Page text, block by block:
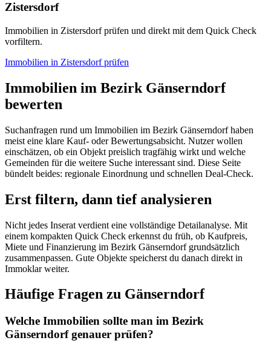
Zistersdorf
Immobilien in Zistersdorf prüfen und direkt mit dem Quick Check
vorfiltern.
Immobilien in Zistersdorfprüfen
Immobilien im Bezirk Gänserndorf
bewerten
Suchanfragen rund um Immobilien im Bezirk Gänserndorf haben
meist eine klare Kauf- oder Bewertungsabsicht. Nutzer wollen
einschätzen, ob ein Objekt preislich tragfähig wirkt und welche
Gemeinden für die weitere Suche interessant sind. Diese Seite
bündelt beides: regionale Einordnung und schnellen Deal-Check.
Erst filtern, dann tief analysieren
Nicht jedes Inserat verdient eine vollständige Detailanalyse. Mit
einem kompakten Quick Check erkennst du früh, ob Kaufpreis,
Miete und Finanzierung im Bezirk Gänserndorf grundsätzlich
zusammenpassen. Gute Objekte speicherst du danach direkt in
Immoklar weiter.
Häufige Fragen zu Gänserndorf
Welche Immobilien sollte man im Bezirk
Gänserndorf genauer prüfen?